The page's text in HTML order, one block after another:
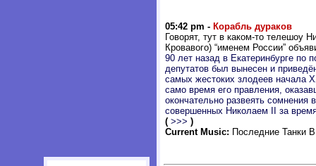
05:42 pm - Корабль дураков
Говорят, тут в каком-то телешоу
Кровавого) “именем России”
90 лет назад в Екатеринбурге по
депутатов был вынесен и
самых жестоких злодеев начала
само время его правления,
окончательно развеять сомнения
совершенных Николаем II за
( >>> )
Current Music: Последние Танки